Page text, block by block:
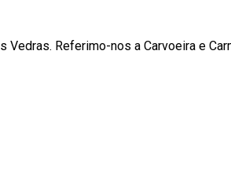
Referimo-nos a Carvoeira e